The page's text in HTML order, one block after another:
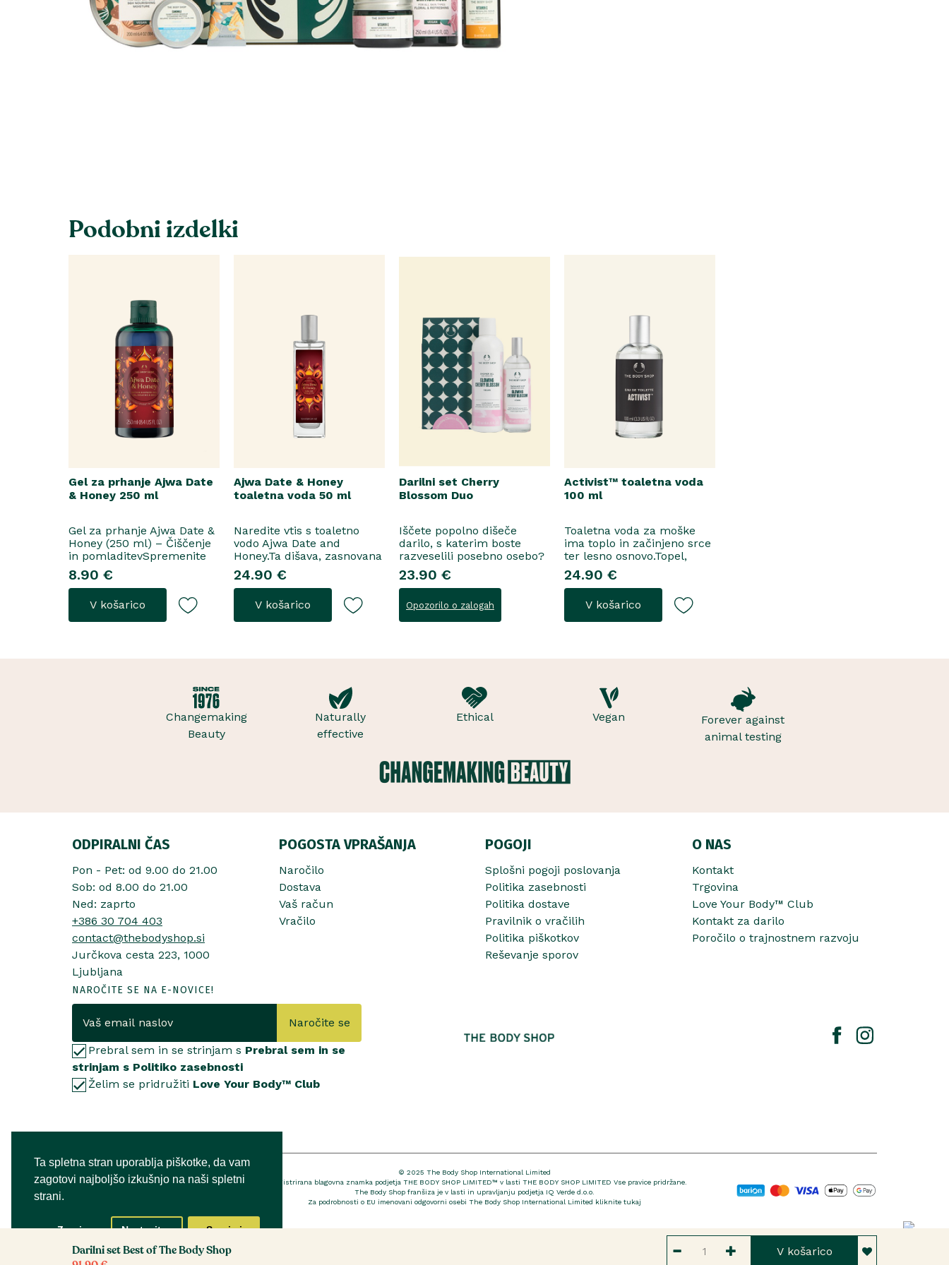
Ta spletna stran uporablja piškotke, da vam
zagotovi najboljšo izkušnjo na naši spletni
strani.
Zapri Nastavitve Sprejmi
Podobni izdelki
Gel za prhanje Ajwa Date
& Honey 250 ml
Gel za prhanje Ajwa Date &
Honey (250 ml) – Čiščenje
in pomladitevSpremenite
svoje vsakodnevno prhanje
v razkošen orientalski
ritual z gelom za prhanje
Ajwa Date & Honey. Bogata
formula brez mil nežno
8.90 €
V košarico
Ajwa Date & Honey
toaletna voda 50 ml
Naredite vtis s toaletno
vodo Ajwa Date and
Honey.Ta dišava, zasnovana
tako za razkošne
priložnosti kot za
vsakodnevno nošenje, se
odpre z notami suhega
grozdja, labana in frezije, ki
sladice in me..
24.90 €
V košarico
Darilni set Cherry
Blossom Duo
Iščete popolno dišeče
darilo, s katerim boste
razveselili posebno osebo?
Spoznajte naš darilni set
Cherry Blossom Duo,
popolno harmonijo nežne
nege in razkošnega vonja,
ki poskrbi za dobro počutje
23.90 €
Opozorilo o zalogah
Activist™ toaletna voda
100 ml
Toaletna voda za moške
ima toplo in začinjeno srce
ter lesno osnovo.Topel,
začinjen vonjToaletna
voda..
24.90 €
V košarico
Darilni set Best of The Body Shop
V košarico
Changemaking
Beauty
Naturally
effective
Ethical Vegan
Forever against
animal testing
ODPIRALNI ČAS
Pon - Pet: od 9.00 do 21.00
Sob: od 8.00 do 21.00
Ned: zaprto
+386 30 704 403
contact@thebodyshop.si
Jurčkova cesta 223, 1000
Ljubljana
POGOSTA VPRAŠANJA
Naročilo
Dostava
Vaš račun
Vračilo
POGOJI
Splošni pogoji poslovanja
Politika zasebnosti
Politika dostave
Pravilnik o vračilih
Politika piškotkov
Reševanje sporov
O NAS
Kontakt
Trgovina
Love Your Body™ Club
Kontakt za darilo
Poročilo o trajnostnem razvoju
NAROČITE SE NA E-NOVICE!
Naročite se
Prebral sem in se strinjam s Prebral sem in se
strinjam s Politiko zasebnosti
Želim se pridružiti Love Your Body™ Club
© 2025 The Body Shop International Limited
® Registrirana blagovna znamka podjetja THE BODY SHOP LIMITED™ v lasti THE BODY SHOP LIMITED Vse pravice pridržane.
The Body Shop franšiza je v lasti in upravljanju podjetja IQ Verde d.o.o.
Za podrobnosti o EU imenovani odgovorni osebi The Body Shop International Limited kliknite tukaj